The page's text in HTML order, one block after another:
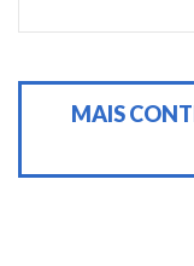
MAIS